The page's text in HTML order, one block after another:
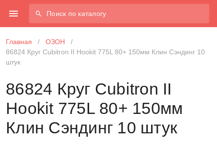
Поиск по каталогу
Главная / ОЗОН
/
86824 Круг Cubitron II Hookit 775L 80+ 150мм Клин Сэндинг 10
штук
86824 Круг Cubitron II
Hookit 775L 80+ 150мм
Клин Сэндинг 10 штук